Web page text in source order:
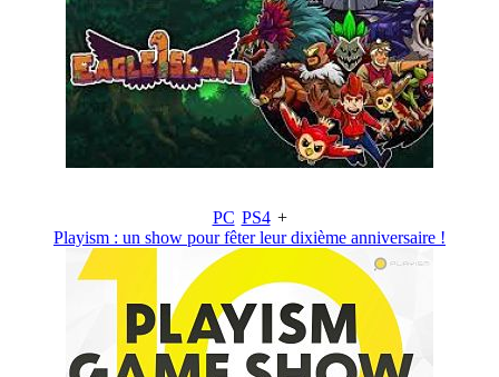
PC PS4 +
Playism : un show pour fêter leur dixième anniversaire !